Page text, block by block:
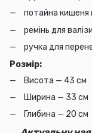
потайна кишеня
ремінь для
ручка для
Розмір:
Висота — 43 см
Ширина — 33 см
Глибина — 20 см